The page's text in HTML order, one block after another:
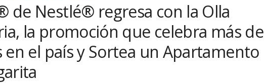
de Nestlé® regresa con la Olla
la promoción que celebra más de
en el país y Sortea un Apartamento